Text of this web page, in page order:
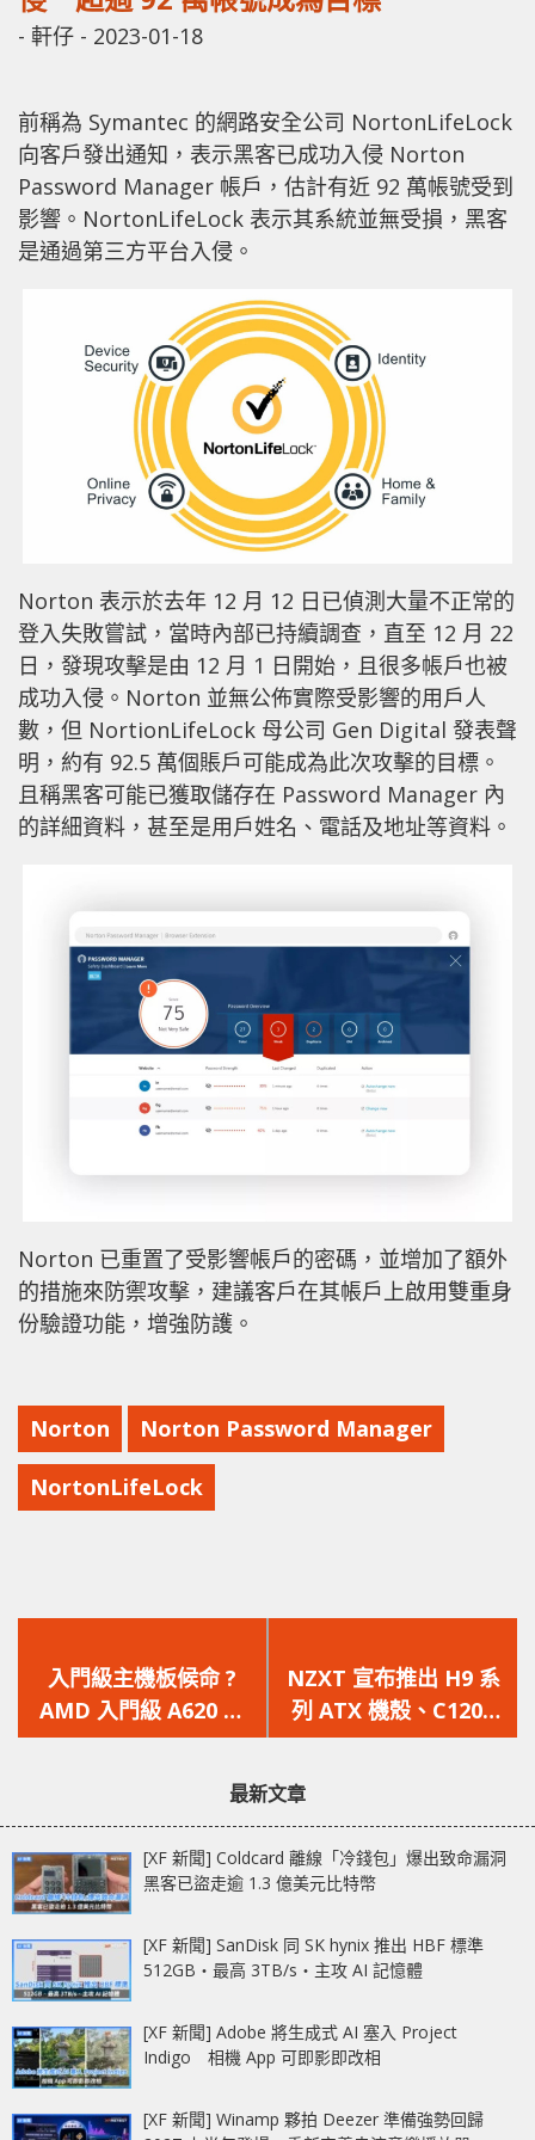
- 軒仔 - 2023-01-18
前稱為 Symantec 的網路安全公司 NortonLifeLock
向客戶發出通知，表示黑客已成功入侵 Norton
Password Manager 帳戶，估計有近 92 萬帳號受到
影響。NortonLifeLock 表示其系統並無受損，黑客
是通過第三方平台入侵。
Norton 表示於去年 12 月 12 日已偵測大量不正常的
登入失敗嘗試，當時內部已持續調查，直至 12 月 22
日，發現攻擊是由 12 月 1 日開始，且很多帳戶也被
成功入侵。Norton 並無公佈實際受影響的用戶人
數，但 NortionLifeLock 母公司 Gen Digital 發表聲
明，約有 92.5 萬個賬戶可能成為此次攻擊的目標。
且稱黑客可能已獲取儲存在 Password Manager 內
的詳細資料，甚至是用戶姓名、電話及地址等資料。
Norton 已重置了受影響帳戶的密碼，並增加了額外
的措施來防禦攻擊，建議客戶在其帳戶上啟用雙重身
份驗證功能，增強防護。
Norton Norton Password Manager
NortonLifeLock
一
篇
文
入門級主機板候命 ?
AMD 入門級 A620 主
機板消息開始浮上水
一
篇
文
NZXT 宣布推出 H9 系
列 ATX 機殼、C1200
電源供應器和 Duo
最新文章
[XF 新聞] Coldcard 離線「冷錢包」爆出致命漏洞
黑客已盜走逾 1.3 億美元比特幣
[XF 新聞] SanDisk 同 SK hynix 推出 HBF 標準
512GB‧最高 3TB/s‧主攻 AI 記憶體
[XF 新聞] Adobe 將生成式 AI 塞入 Project
Indigo 相機 App 可即影即改相
[XF 新聞] Winamp 夥拍 Deezer 準備強勢回歸